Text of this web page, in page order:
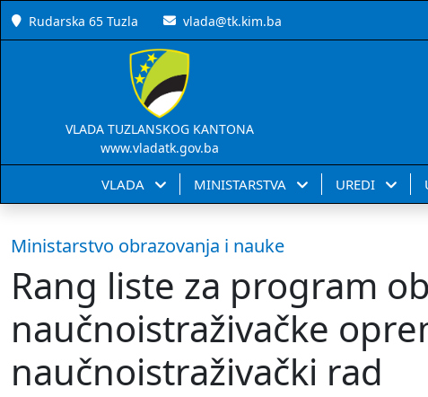
Rudarska 65 Tuzla vlada@tk.kim.ba
VLADA TUZLANSKOG KANTONA
www.vladatk.gov.ba
VLADA MINISTARSTVA UREDI
Ministarstvo obrazovanja i nauke
Rang liste za program
naučnoistraživačke
naučnoistraživački rad